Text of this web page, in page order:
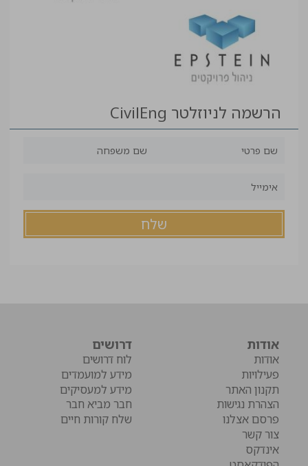
הרשמה לניוזלטר CivilEng
אודות
אודות
פעילויות
תקנון האתר
הצהרת נגישות
פרסם אצלנו
צור קשר
אינדקס
דרושים
לוח דרושים
מידע למועמדים
מידע למעסיקים
חבר מביא חבר
שלח קורות חיים